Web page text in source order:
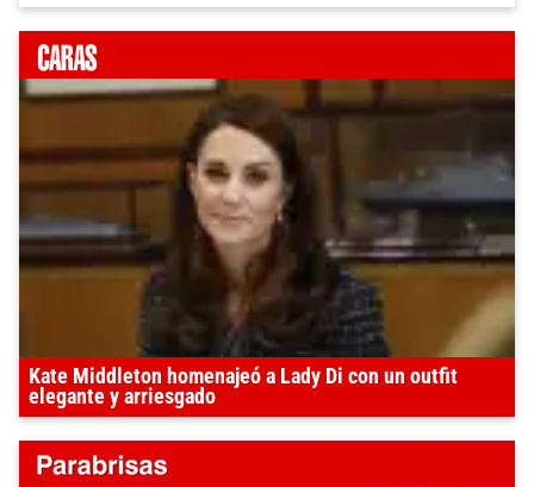
Kate Middleton homenajeó a Lady Di con un outfit
elegante y arriesgado